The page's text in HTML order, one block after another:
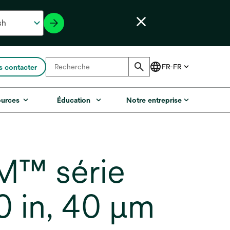
contacter
Éducation Notre entreprise
série
in, 40 µm